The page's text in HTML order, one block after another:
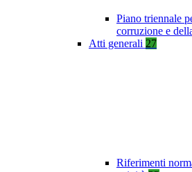
Piano triennale
corruzione e
Atti generali 27
Riferimenti